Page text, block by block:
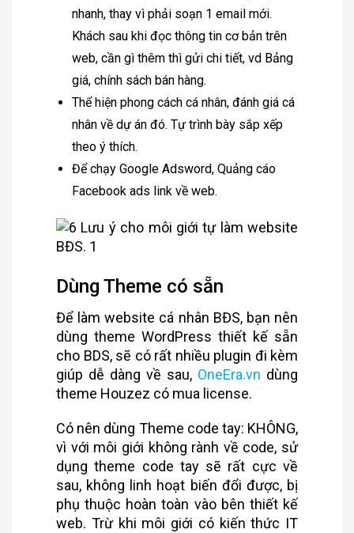
nhanh, thay vì phải soạn 1 email mới.
Khách sau khi đọc thông tin cơ bản trên
web, cần gì thêm thì gửi chi tiết, vd Bảng
giá, chính sách bán hàng.
Thể hiện phong cách cá nhân, đánh giá cá
nhân về dự án đó. Tự trình bày sắp xếp
theo ý thích.
Để chạy Google Adsword, Quảng cáo
Facebook ads link về web.
Dùng Theme có sẵn
Để làm website cá nhân BĐS, bạn nên
dùng theme WordPress thiết kế sẵn
cho BDS, sẽ có rất nhiều plugin đi kèm
giúp dễ dàng về sau, OneEra.vn dùng
theme Houzez có mua license.
Có nên dùng Theme code tay: KHÔNG,
vì với môi giới không rành về code, sử
dụng theme code tay sẽ rất cực về
sau, không linh hoạt biến đổi được, bị
phụ thuộc hoàn toàn vào bên thiết kế
web. Trừ khi môi giới có kiến thức IT